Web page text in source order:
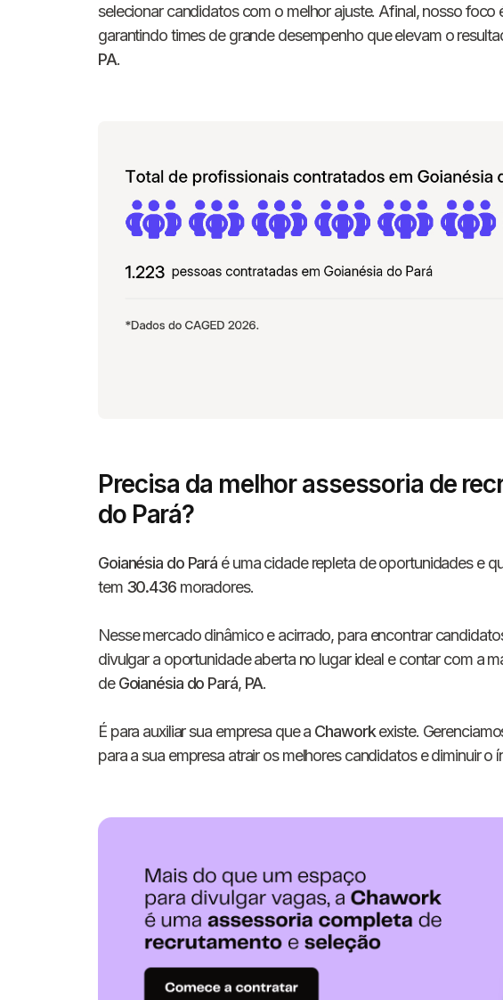
selecionar candidatos com o melhor ajuste. Afinal, nosso foco
garantindo times de grande desempenho que elevam o
PA.
Precisa da melhor assessoria de
do Pará?
Goianésia do Pará é uma cidade repleta de oportunidades e
tem 30.436moradores.
Nesse mercado dinâmico e acirrado, para encontrar
divulgar a oportunidade aberta no lugar ideal e contar com a
deGoianésia do Pará, PA.
É para auxiliar sua empresa que a Chaworkexiste.
para a sua empresa atrair os melhores candidatos e diminuir o